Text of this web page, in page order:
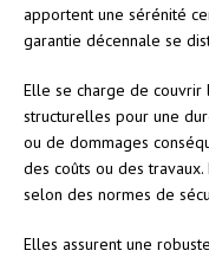
apportent une sérénité
garantie décennale se
Elle se charge de
structurelles pour une
ou de dommages
des coûts ou des
selon des normes de
Elles assurent une